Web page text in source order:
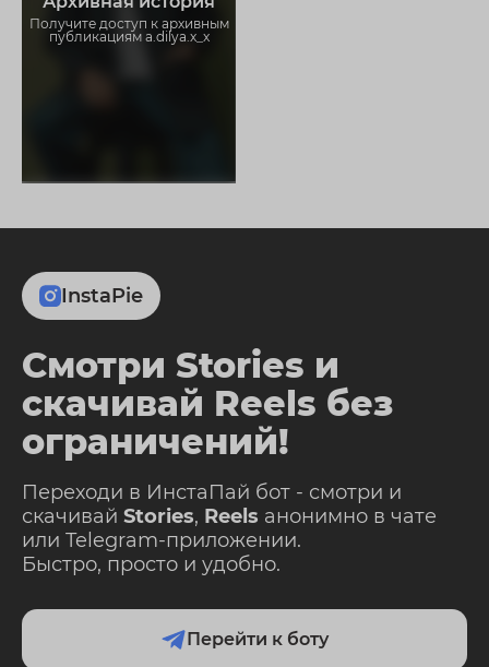
Получите доступ к архивным
публикациям a.dilya.x_x
ограничений
InstaPie
Смотри Stories и
скачивай Reels без
ограничений!
Переходи в ИнстаПай бот - смотри и
скачивай Stories, Reels анонимно в чате
или Telegram-приложении.
Быстро, просто и удобно.
Перейти к боту